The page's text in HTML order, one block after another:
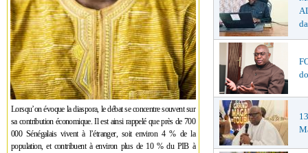
Lorsqu’on évoque la diaspora, le débat se concentre souvent sur
sa contribution économique. Il est ainsi rappelé que près de 700
000 Sénégalais vivent à l’étranger, soit environ 4 % de la
population, et contribuent à environ plus de 10 % du PIB à